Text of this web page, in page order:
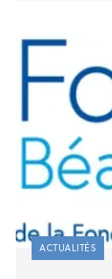
ACTUALITÉS